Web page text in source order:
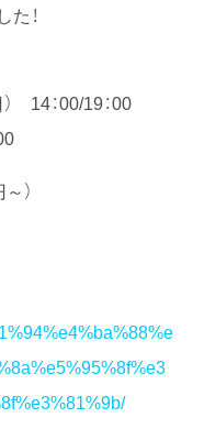
！
） 14：00/19：00
）